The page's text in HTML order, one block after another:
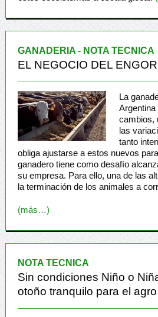
GANADERIA - NOTA TECNICA
EL NEGOCIO DEL
La
cambios,
las
tanto
obliga ajustarse a estos nuevos
ganadero tiene como desafío
su empresa. Para ello, una de las
la terminación de los animales a
(más…)
NOTA TECNICA
Sin condiciones Niño o
otoño tranquilo para el agro